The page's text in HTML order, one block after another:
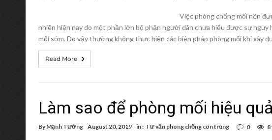
Việc phòng chống mối nên
nhiên hiện nay do một phần lớn bộ phận người dân chưa hiểu được sự
mối sớm. Do vậy thường không thực hiện các biện pháp phòng mối khi xây
Read More
Làm sao để phòng mối hiệu
By Mạnh Tưởng August 20, 2019 in : Tư vấn phòng chống côn trùng 0